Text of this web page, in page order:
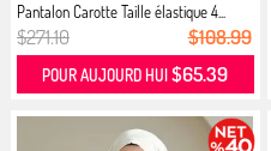
Pantalon Carotte Taille élastique 4...
$271.10 $108.99
POUR AUJOURD HUI$65.39